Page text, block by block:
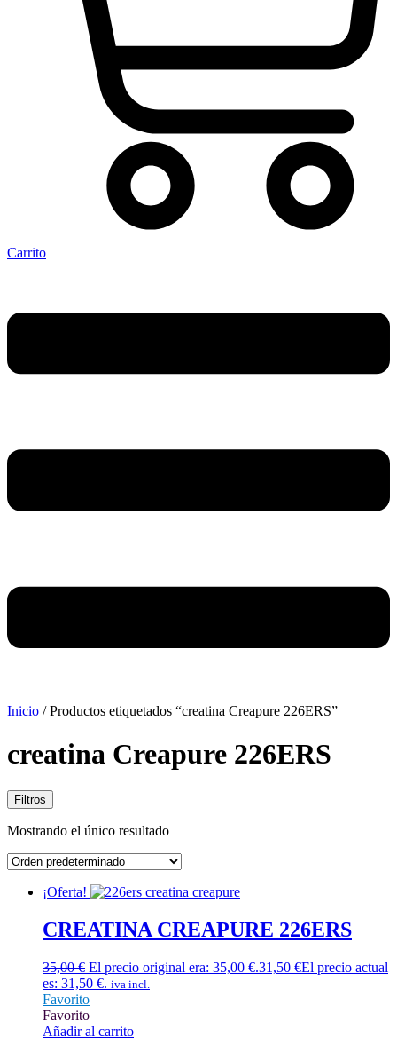
Carrito
Inicio / Productos etiquetados “creatina Creapure 226ERS”
creatina Creapure 226ERS
Filtros
Mostrando el único resultado
¡Oferta!
CREATINA CREAPURE 226ERS
35,00€ El precio original era: 35,00 €.31,50 €El precio actual
es: 31,50 €. iva incl.
Favorito
Favorito
Añadir al carrito